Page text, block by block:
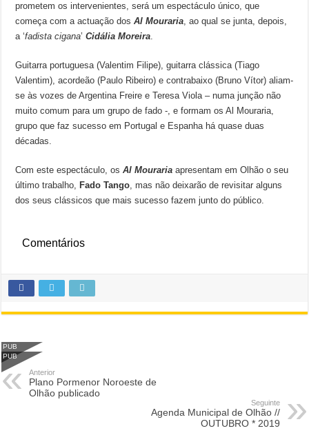
prometem os intervenientes, será um espectáculo único, que
começa com a actuação dosAl Mouraria, ao qual se junta, depois,
a ‘fadista cigana’Cidália Moreira.
Guitarra portuguesa (Valentim Filipe), guitarra clássica (Tiago
Valentim), acordeão (Paulo Ribeiro) e contrabaixo (Bruno Vítor) aliam-
se às vozes de Argentina Freire e Teresa Viola – numa junção não
muito comum para um grupo de fado -, e formam os Al Mouraria,
grupo que faz sucesso em Portugal e Espanha há quase duas
décadas.
Com este espectáculo, osAl Mouraria apresentam em Olhão o seu
último trabalho, Fado Tango, mas não deixarão de revisitar alguns
dos seus clássicos que mais sucesso fazem junto do público.
Comentários
PUB
PUB
Anterior
Plano Pormenor Noroeste de
Olhão publicado
Seguinte
Agenda Municipal de Olhão //
OUTUBRO * 2019